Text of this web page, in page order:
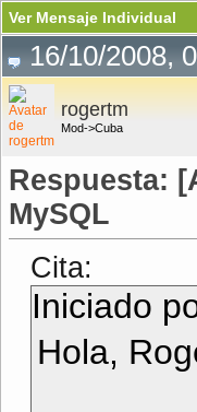
Ver Mensaje Individual
16/10/2008,
rogertm
Mod->Cuba
Respuesta:
MySQL
Cita:
Iniciado
Hola,